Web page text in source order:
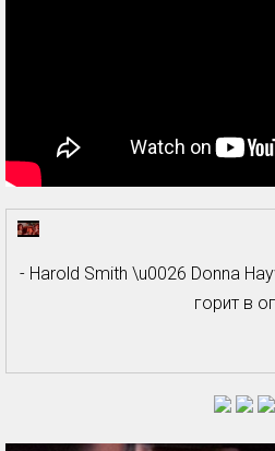
- Harold Smith \u0026 Donna
горит в